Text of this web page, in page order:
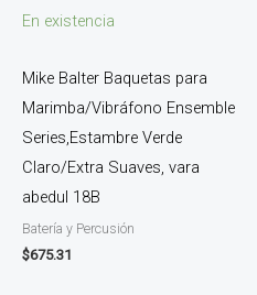
En existencia
Mike Balter Baquetas para
Marimba/Vibráfono Ensemble
Series,Estambre Verde
Claro/Extra Suaves, vara
abedul 18B
Batería y Percusión
$675.31